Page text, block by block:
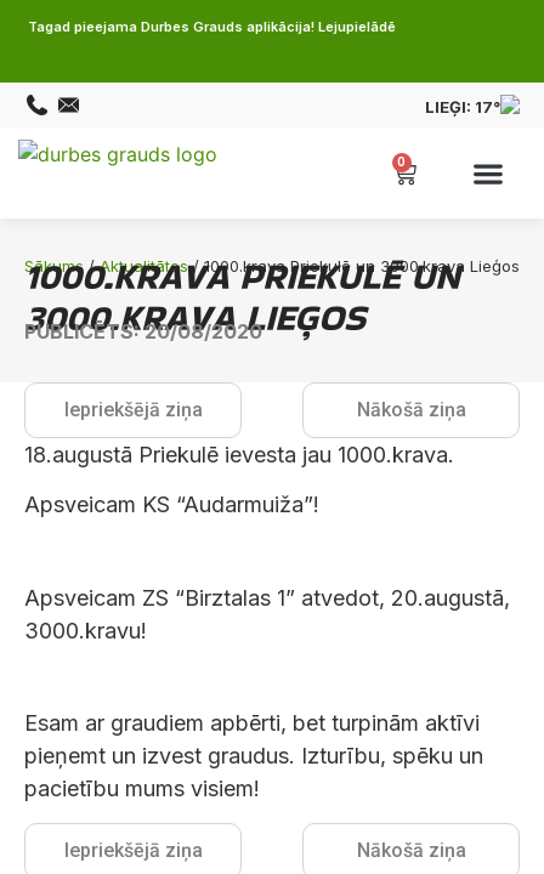
Tagad pieejama Durbes Grauds aplikācija! Lejupielādē
LIEĢI: 17°
0
Sākums /Aktualitātes/ 1000.krava Priekulē un 3000.krava Lieģos
1000.KRAVA PRIEKULĒ UN
3000.KRAVA LIEĢOS
PUBLICĒTS: 20/08/2020
Nākošā ziņa
Iepriekšējā ziņa
18.augustā Priekulē ievesta jau 1000.krava.
Apsveicam KS “Audarmuiža”!
Apsveicam ZS “Birztalas 1” atvedot, 20.augustā,
3000.kravu!
Esam ar graudiem apbērti, bet turpinām aktīvi
pieņemt un izvest graudus. Izturību, spēku un
pacietību mums visiem!
Nākošā ziņa
Iepriekšējā ziņa